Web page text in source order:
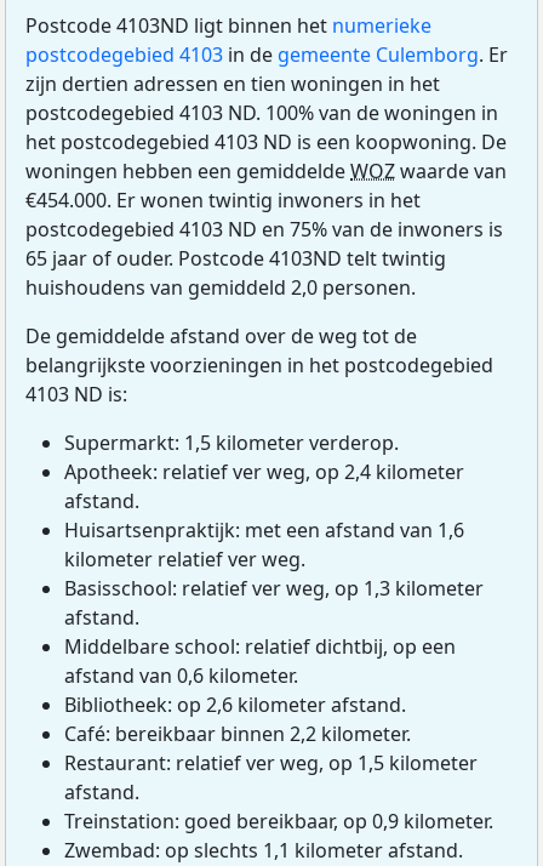
Postcode 4103ND ligt binnen het numerieke
postcodegebied 4103 in de gemeente Culemborg. Er
zijn dertien adressen en tien woningen in het
postcodegebied 4103 ND. 100% van de woningen in
het postcodegebied 4103 ND is een koopwoning. De
woningen hebben een gemiddeldeWOZwaarde van
€454.000. Er wonen twintig inwoners in het
postcodegebied 4103 ND en 75% van de inwoners is
65 jaar of ouder. Postcode 4103ND telt twintig
huishoudens van gemiddeld 2,0 personen.
De gemiddelde afstand over de weg tot de
belangrijkste voorzieningen in het postcodegebied
4103 ND is:
Supermarkt: 1,5 kilometer verderop.
Apotheek: relatief ver weg, op 2,4 kilometer
afstand.
Huisartsenpraktijk: met een afstand van 1,6
kilometer relatief ver weg.
Basisschool: relatief ver weg, op 1,3 kilometer
afstand.
Middelbare school: relatief dichtbij, op een
afstand van 0,6 kilometer.
Bibliotheek: op 2,6 kilometer afstand.
Café: bereikbaar binnen 2,2 kilometer.
Restaurant: relatief ver weg, op 1,5 kilometer
afstand.
Treinstation: goed bereikbaar, op 0,9 kilometer.
Zwembad: op slechts 1,1 kilometer afstand.